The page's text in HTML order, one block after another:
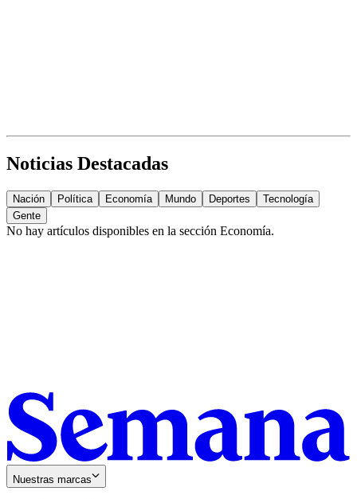
Noticias Destacadas
Nación Política Economía Mundo Deportes
Tecnología
Gente
No hay artículos disponibles en la sección Economía.
Nuestras marcas